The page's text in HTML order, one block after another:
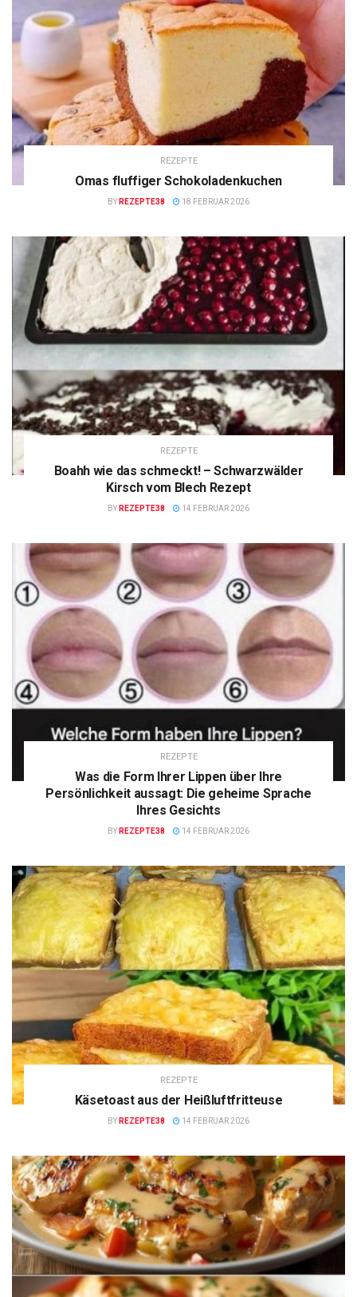
REZEPTE
Omas fluffiger Schokoladenkuchen
BY REZEPTE38 18 FEBRUAR 2026
REZEPTE
Boahh wie das schmeckt! – Schwarzwälder
Kirsch vom Blech Rezept
BY REZEPTE38 14 FEBRUAR 2026
REZEPTE
Was die Form Ihrer Lippen über Ihre
Persönlichkeit aussagt: Die geheime Sprache
Ihres Gesichts
BY REZEPTE38 14 FEBRUAR 2026
REZEPTE
Käsetoast aus der Heißluftfritteuse
BY REZEPTE38 14 FEBRUAR 2026